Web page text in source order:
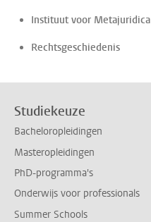
Instituut voor Metajuridica
Rechtsgeschiedenis
Studiekeuze
Bacheloropleidingen
Masteropleidingen
PhD-programma's
Onderwijs voor professionals
Summer Schools